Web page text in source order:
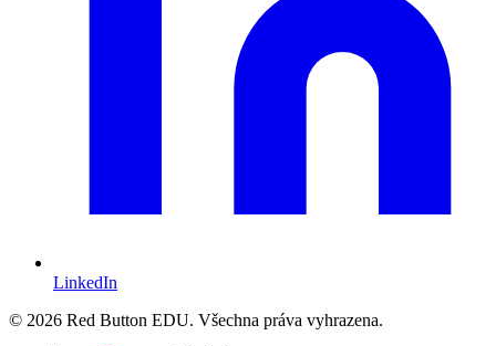
LinkedIn
© 2026 Red Button EDU. Všechna práva vyhrazena.